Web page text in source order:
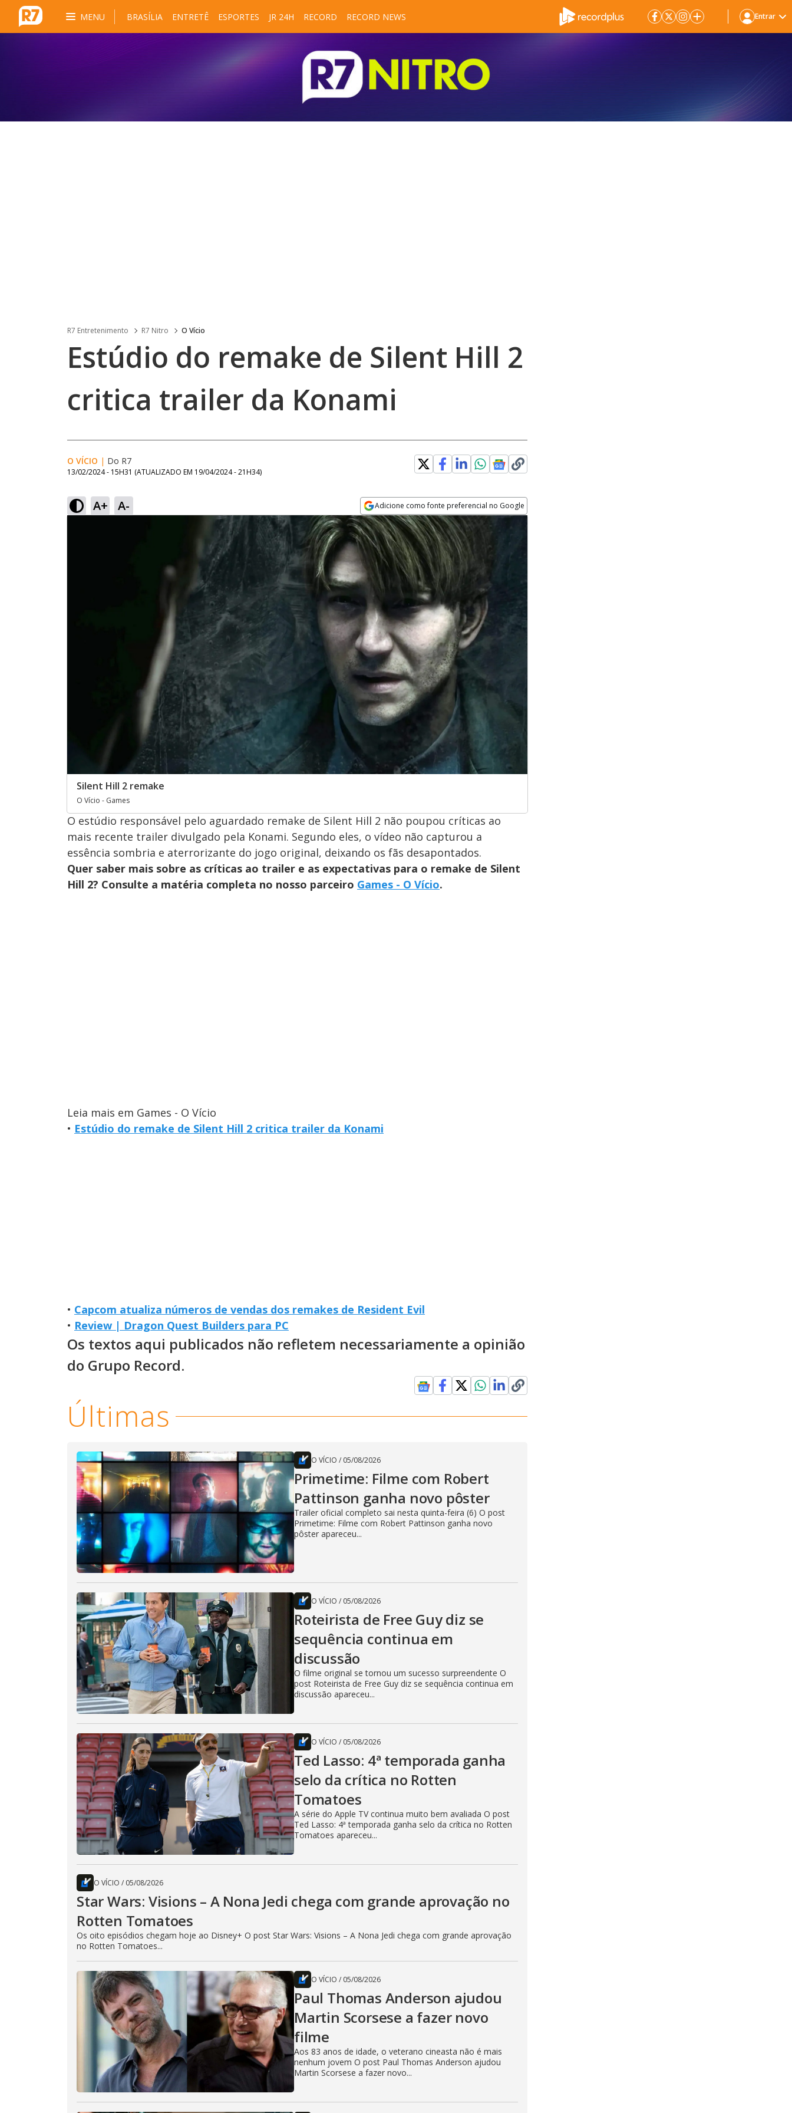
MENU BRASÍLIA ENTRETÊ ESPORTES JR 24H RECORD RECORD NEWS Entrar
R7 Entretenimento R7 Nitro O Vício
Estúdio do remake de Silent Hill 2
critica trailer da Konami
O VÍCIO | Do R7
13/02/2024 - 15H31 (ATUALIZADO EM 19/04/2024 - 21H34)
A+ A- Adicione como fonte preferencial no Google
Opens in new window
Silent Hill 2 remake
O Vício - Games
O estúdio responsável pelo aguardado remake de Silent Hill 2 não poupou críticas ao
mais recente trailer divulgado pela Konami. Segundo eles, o vídeo não capturou a
essência sombria e aterrorizante do jogo original, deixando os fãs desapontados.
Quer saber mais sobre as críticas ao trailer e as expectativas para o remake de Silent
Hill 2? Consulte a matéria completa no nosso parceiro Games - O Vício.
Leia mais em Games - O Vício
• Estúdio do remake de Silent Hill 2 critica trailer da Konami
• Capcom atualiza números de vendas dos remakes de Resident Evil
• Review | Dragon Quest Builders para PC
Os textos aqui publicados não refletem necessariamente a opinião
do Grupo Record.
Últimas
O VÍCIO / 05/08/2026
Primetime: Filme com Robert
Pattinson ganha novo pôster
Trailer oficial completo sai nesta quinta-feira (6) O post
Primetime: Filme com Robert Pattinson ganha novo
pôster apareceu...
O VÍCIO / 05/08/2026
Roteirista de Free Guy diz se
sequência continua em
discussão
O filme original se tornou um sucesso surpreendente O
post Roteirista de Free Guy diz se sequência continua em
discussão apareceu...
O VÍCIO / 05/08/2026
Ted Lasso: 4ª temporada ganha
selo da crítica no Rotten
Tomatoes
A série do Apple TV continua muito bem avaliada O post
Ted Lasso: 4ª temporada ganha selo da crítica no Rotten
Tomatoes apareceu...
O VÍCIO / 05/08/2026
Star Wars: Visions – A Nona Jedi chega com grande aprovação no
Rotten Tomatoes
Os oito episódios chegam hoje ao Disney+ O post Star Wars: Visions – A Nona Jedi chega com grande aprovação
no Rotten Tomatoes...
O VÍCIO / 05/08/2026
Paul Thomas Anderson ajudou
Martin Scorsese a fazer novo
filme
Aos 83 anos de idade, o veterano cineasta não é mais
nenhum jovem O post Paul Thomas Anderson ajudou
Martin Scorsese a fazer novo...